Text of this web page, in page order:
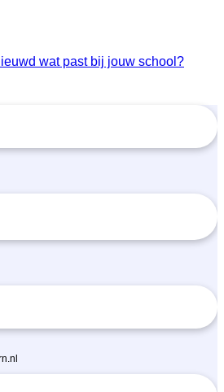
wat past bij jouw school?